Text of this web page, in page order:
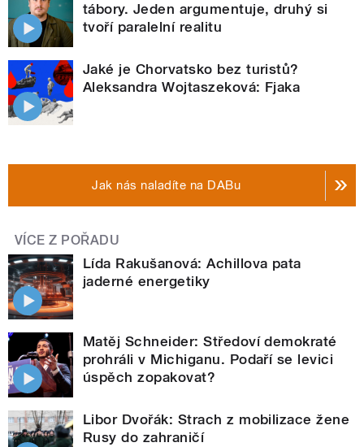
tábory. Jeden argumentuje, druhý si
tvoří paralelní realitu
Jaké je Chorvatsko bez turistů?
Aleksandra Wojtaszeková: Fjaka
Jak nás naladíte na DABu
VÍCE Z POŘADU
Lída Rakušanová: Achillova pata
jaderné energetiky
Matěj Schneider: Středoví demokraté
prohráli v Michiganu. Podaří se levici
úspěch zopakovat?
Libor Dvořák: Strach z mobilizace žene
Rusy do zahraničí